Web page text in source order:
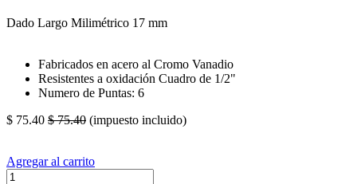
Dado Largo Milimétrico 17 mm
Fabricados en acero al Cromo Vanadio
Resistentes a oxidación Cuadro de 1/2"
Numero de Puntas: 6
$ 75.40 $75.40 (impuesto incluido)
Agregar al carrito